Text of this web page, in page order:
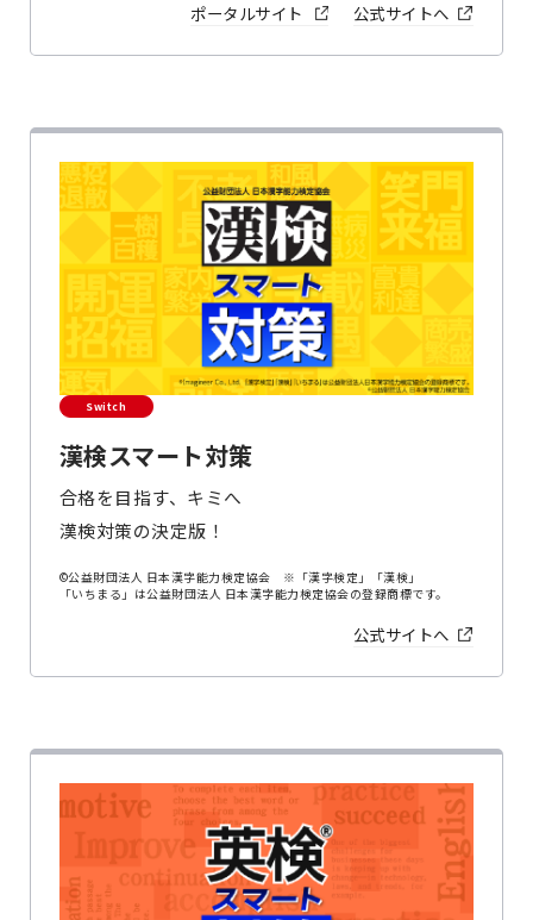
ポータルサイト 公式サイトへ
Switch
漢検スマート対策
合格を目指す、キミへ
漢検対策の決定版！
©公益財団法人 日本漢字能力検定協会 ※「漢字検定」「漢検」
「いちまる」は公益財団法人 日本漢字能力検定協会の登録商標です。
公式サイトへ